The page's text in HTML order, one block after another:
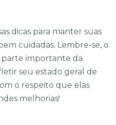
dicas para manter suas
cuidadas. Lembre-se, o
parte importante da
seu estado geral de
o respeito que elas
melhorias!